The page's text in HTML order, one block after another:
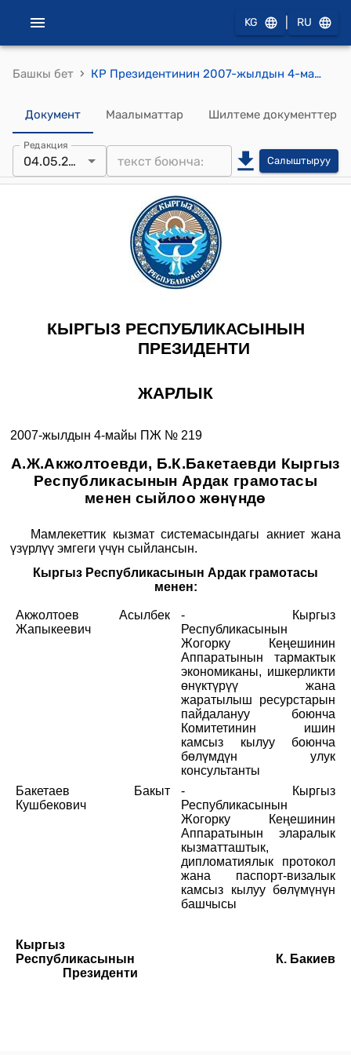
KG RU
Башкы бет › КР Президентинин 2007-жылдын 4-майындагы ПЖ № 219 "А.Ж.Акжолтоевди, Б.К.Бакетаевди Кыргыз Республикасынын Ардак грамотасы менен сыйлоо жөнүндө" Жарлыгы
Документ Маалыматтар Шилтеме документтер
Редакция
04.05.2007 Салыштыруу